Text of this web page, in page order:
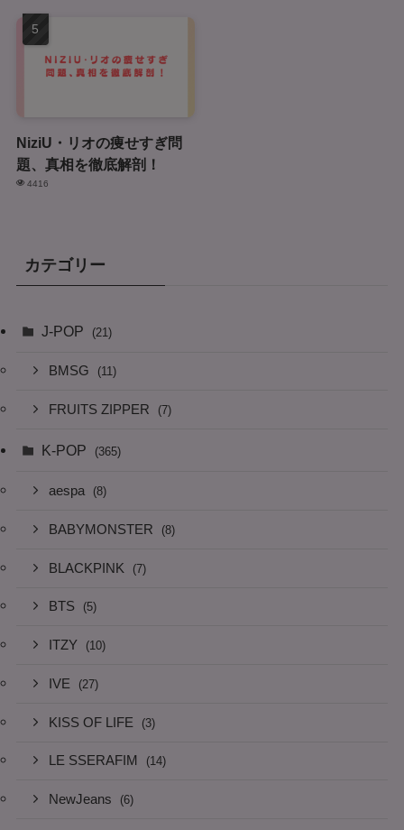
NiziU・リオの痩せすぎ問
題、真相を徹底解剖！
4416
カテゴリー
J-POP (21)
BMSG (11)
FRUITS ZIPPER (7)
K-POP (365)
aespa (8)
BABYMONSTER (8)
BLACKPINK (7)
BTS (5)
ITZY (10)
IVE (27)
KISS OF LIFE (3)
LE SSERAFIM (14)
NewJeans (6)